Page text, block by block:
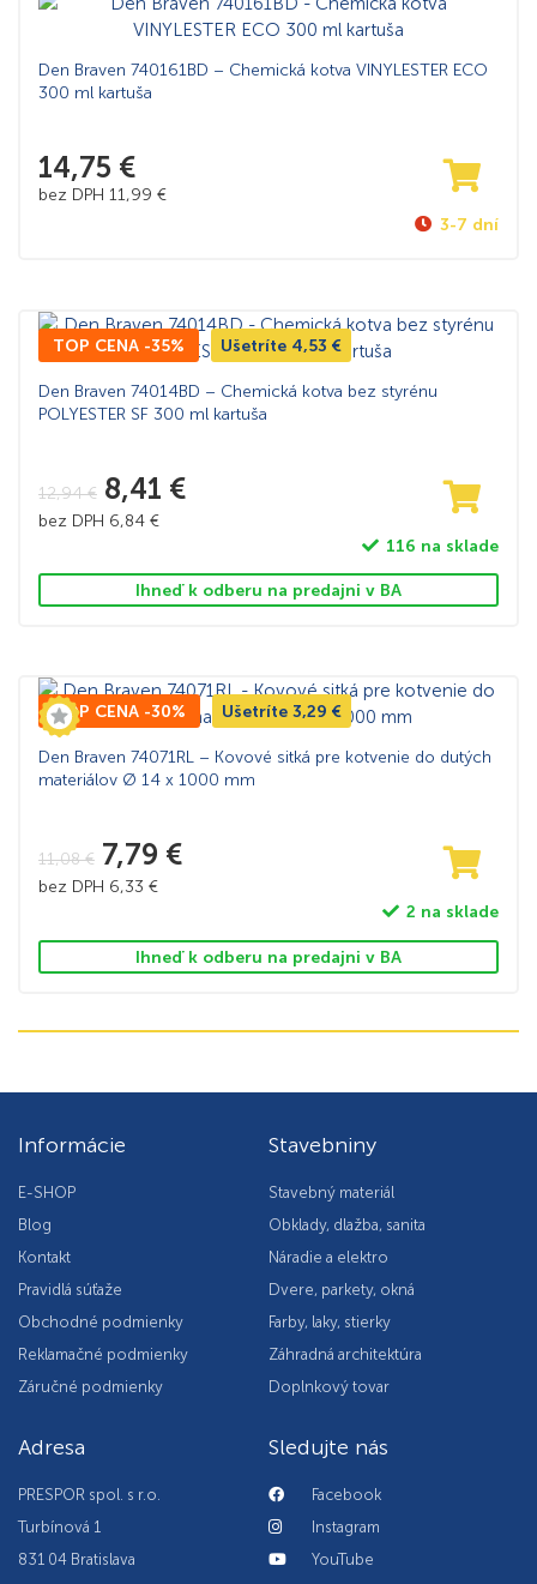
Den Braven 740161BD – Chemická kotva VINYLESTER ECO
300 ml kartuša
14,75 €
bez DPH 11,99 €
3-7 dní
TOP CENA -35% Ušetríte 4,53 €
Den Braven 74014BD – Chemická kotva bez styrénu
POLYESTER SF 300 ml kartuša
12,94€ 8,41 €
bez DPH 6,84 €
116 na sklade
Ihneď k odberu na predajni v BA
TOP CENA -30% Ušetríte 3,29 €
Den Braven 74071RL – Kovové sitká pre kotvenie do dutých
materiálov Ø 14 x 1000 mm
11,08€ 7,79 €
bez DPH 6,33 €
2 na sklade
Ihneď k odberu na predajni v BA
Informácie
E-SHOP
Blog
Kontakt
Pravidlá súťaže
Obchodné podmienky
Reklamačné podmienky
Záručné podmienky
Stavebniny
Stavebný materiál
Obklady, dlažba, sanita
Náradie a elektro
Dvere, parkety, okná
Farby, laky, stierky
Záhradná architektúra
Doplnkový tovar
Adresa
PRESPOR spol. s r.o.
Turbínová 1
831 04 Bratislava
Sledujte nás
Facebook
Instagram
YouTube